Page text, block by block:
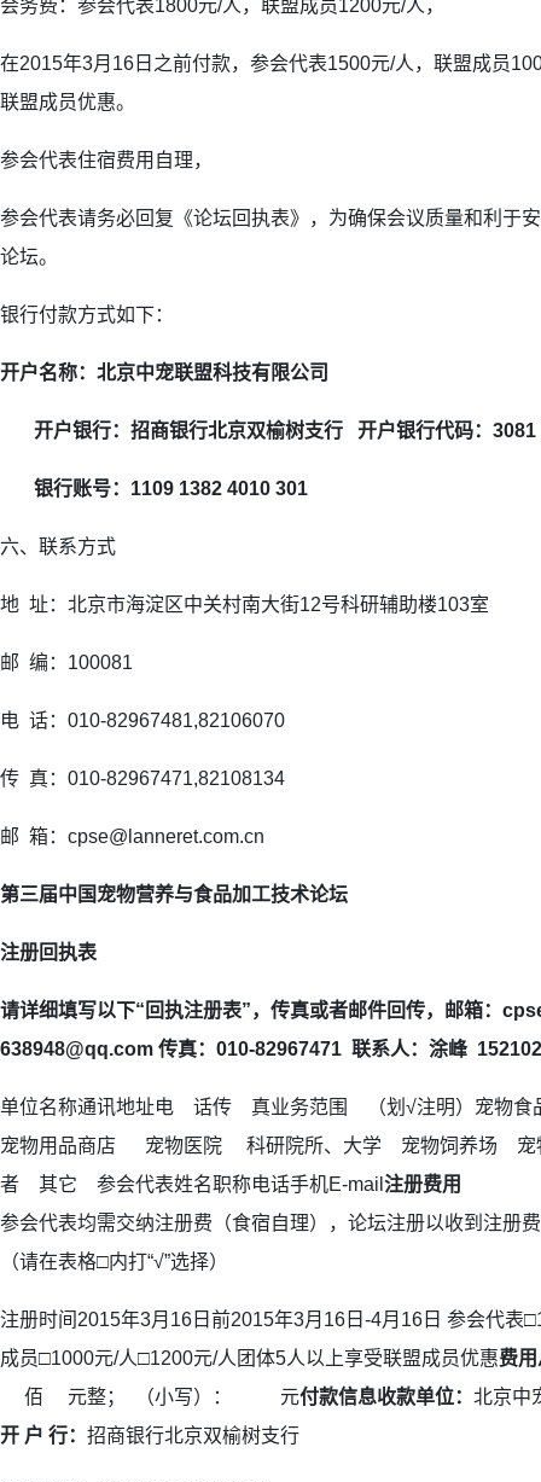
会务费：参会代表1800元/人，联盟成员1200元/人，
在2015年3月16日之前付款，参会代表1500元/人，联盟成员
联盟成员优惠。
参会代表住宿费用自理，
参会代表请务必回复《论坛回执表》，为确保会议质量和利于
论坛。
银行付款方式如下：
开户名称：北京中宠联盟科技有限公司
开户银行： 招商银行北京双榆树支行 开户银行代码：3081
银行账号： 1109 1382 4010 301
六、联系方式
地 址：北京市海淀区中关村南大街12号科研辅助楼103室
邮 编：100081
电 话：010-82967481,82106070
传 真：010-82967471,82108134
邮 箱：cpse@lanneret.com.cn
第三届中国宠物营养与食品加工技术论坛
注册回执表
请详细填写以下“回执注册表”，传真或者邮件回传，邮箱：
638948@qq.com 传真：010-82967471 联系人：涂峰
单位名称通讯地址电 话传 真业务范围 （划√注明）宠物
宠物用品商店 宠物医院 科研院所、大学 宠物饲养场
者 其它 参会代表姓名职称电话手机E-mail 注册费用
参会代表均需交纳注册费（食宿自理），论坛注册以收到注册
（请在表格□内打“√”选择）
注册时间2015年3月16日前2015年3月16日-4月16日 参会代表
成员□1000元/人□1200元/人团体5人以上享受联盟成员优惠费
佰 元整； （小写）： 元付款信息收款单位： 北京中
开 户 行： 招商银行北京双榆树支行